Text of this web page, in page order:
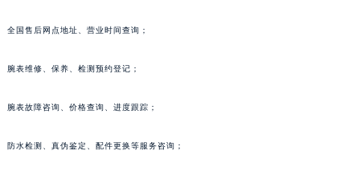
全国售后网点地址、营业时间查询；
腕表维修、保养、检测预约登记；
腕表故障咨询、价格查询、进度跟踪；
防水检测、真伪鉴定、配件更换等服务咨询；